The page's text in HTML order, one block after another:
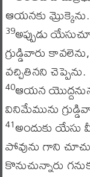
ఆయనకు మ్రొక్కెను.
39అప్పుడు
గ్రుడ్డివారు
వచ్చితినని చెప్పెను.
40ఆయన
వినిమేమును
41అందుకు యేసు
పోవును గాని
కొనుచున్నారు